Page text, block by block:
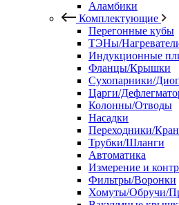
Аламбики
Комплектующие
Перегонные кубы
ТЭНы/
Индукционные
Фланцы/Крышки
Сухопарники/
Царги/
Колонны/Отводы
Насадки
Переходники/
Трубки/Шланги
Автоматика
Измерение и
Фильтры/Воронки
Хомуты/Обручи/